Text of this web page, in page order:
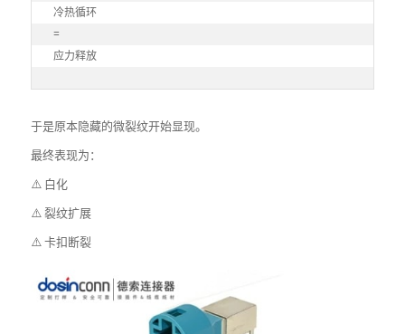
冷热循环
=
应力释放
于是原本隐藏的微裂纹开始显现。
最终表现为：
⚠️ 白化
⚠️ 裂纹扩展
⚠️ 卡扣断裂